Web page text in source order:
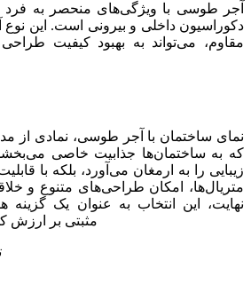
آجر طوسی با ویژگی‌های منحصر به فرد
دکوراسیون داخلی و بیرونی است. این نوع
مقاوم، می‌تواند به بهبود کیفیت
نمای ساختمان با آجر طوسی، نمادی از
که به ساختمان‌ها جذابیت خاصی
زیبایی را به ارمغان می‌آورد، بلکه با
متریال‌ها، امکان طراحی‌های متنوع و
نهایت، این انتخاب به عنوان یک گزینه
مثبتی بر ارزش